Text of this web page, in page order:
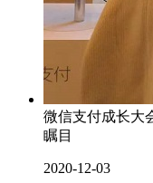
微信支付成长大
瞩目
2020-12-03